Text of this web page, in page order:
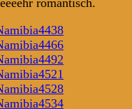
romantisch.